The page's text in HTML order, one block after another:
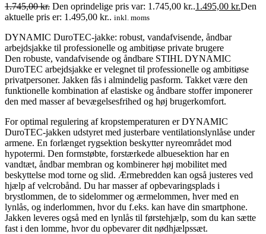
1.745,00kr. Den oprindelige pris var: 1.745,00 kr..1.495,00 kr.Den
aktuelle pris er: 1.495,00 kr.. inkl. moms
DYNAMIC DuroTEC-jakke: robust, vandafvisende, åndbar
arbejdsjakke til professionelle og ambitiøse private brugere
Den robuste, vandafvisende og åndbare STIHL DYNAMIC
DuroTEC arbejdsjakke er velegnet til professionelle og ambitiøse
privatpersoner. Jakken fås i almindelig pasform. Takket være den
funktionelle kombination af elastiske og åndbare stoffer imponerer
den med masser af bevægelsesfrihed og høj brugerkomfort.
For optimal regulering af kropstemperaturen er DYNAMIC
DuroTEC-jakken udstyret med justerbare ventilationslynlåse under
armene. En forlænget rygsektion beskytter nyreområdet mod
hypotermi. Den formstøbte, forstærkede albuesektion har en
vandtæt, åndbar membran og kombinerer høj mobilitet med
beskyttelse mod torne og slid. Ærmebredden kan også justeres ved
hjælp af velcrobånd. Du har masser af opbevaringsplads i
brystlommen, de to sidelommer og ærmelommen, hver med en
lynlås, og inderlommen, hvor du f.eks. kan have din smartphone.
Jakken leveres også med en lynlås til førstehjælp, som du kan sætte
fast i den lomme, hvor du opbevarer dit nødhjælpssæt.